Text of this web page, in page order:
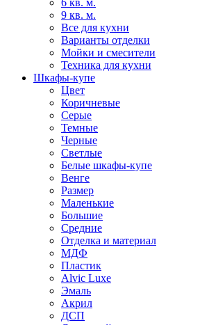
6 кв. м.
9 кв. м.
Все для кухни
Варианты отделки
Мойки и смесители
Техника для кухни
Шкафы-купе
Цвет
Коричневые
Серые
Темные
Черные
Светлые
Белые шкафы-купе
Венге
Размер
Маленькие
Большие
Средние
Отделка и материал
МДФ
Пластик
Alvic Luxe
Эмаль
Акрил
ДСП